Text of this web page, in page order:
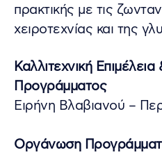
πρακτικής με τις
χειροτεχνίας και της
Καλλιτεχνική
Προγράμματος
Ειρήνη Βλαβιανού –
Οργάνωση